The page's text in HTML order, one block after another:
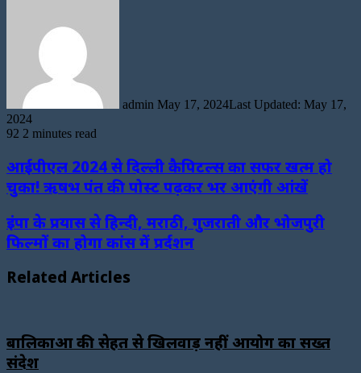
admin May 17, 2024Last Updated: May 17,
2024
92 2 minutes read
आईपीएल 2024 से दिल्ली कैपिटल्स का सफर खत्म हो
चुका! ऋषभ पंत की पोस्ट पढ़कर भर आएंगी आंखें
इंपा के प्रयास से हिन्दी, मराठी, गुजराती और भोजपुरी
फिल्मों का होगा कांस में प्रर्दशन
Related Articles
बालिकाओं की सेहत से खिलवाड़ नहीं आयोग का सख्त
संदेश